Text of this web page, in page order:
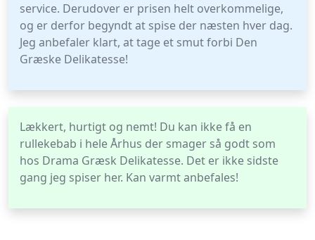
service. Derudover er prisen helt overkommelige,
og er derfor begyndt at spise der næsten hver dag.
Jeg anbefaler klart, at tage et smut forbi Den
Græske Delikatesse!
Lækkert, hurtigt og nemt! Du kan ikke få en
rullekebab i hele Århus der smager så godt som
hos Drama Græsk Delikatesse. Det er ikke sidste
gang jeg spiser her. Kan varmt anbefales!